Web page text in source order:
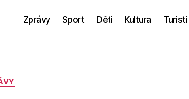
Zprávy Sport Děti Kultura Turisti